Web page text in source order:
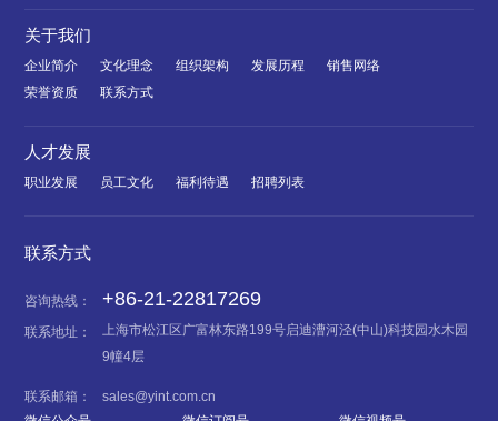
关于我们
企业简介 文化理念 组织架构 发展历程
销售网络
荣誉资质
联系方式
人才发展
职业发展 员工文化 福利待遇 招聘列表
联系方式
咨询热线： +86-21-22817269
联系地址：
上海市松江区广富林东路199号启迪漕河泾(中山)科技园水木园
9幢4层
联系邮箱：
sales@yint.com.cn